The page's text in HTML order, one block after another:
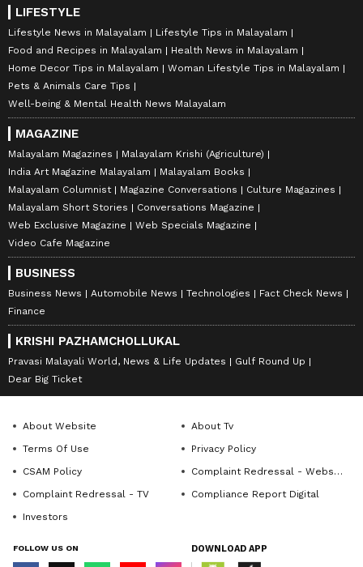
LIFESTYLE
Lifestyle News in Malayalam
Lifestyle Tips in Malayalam
Food and Recipes in Malayalam
Health News in Malayalam
Home Decor Tips in Malayalam
Woman Lifestyle Tips in Malayalam
Pets & Animals Care Tips
Well-being & Mental Health News Malayalam
MAGAZINE
Malayalam Magazines
Malayalam Krishi (Agriculture)
India Art Magazine Malayalam
Malayalam Books
Malayalam Columnist
Magazine Conversations
Culture Magazines
Malayalam Short Stories
Conversations Magazine
Web Exclusive Magazine
Web Specials Magazine
Video Cafe Magazine
BUSINESS
Business News Automobile News Technologies
Fact Check News
Finance
KRISHI PAZHAMCHOLLUKAL
Pravasi Malayali World, News & Life Updates
Gulf Round Up
Dear Big Ticket
About Website
About Tv
Terms Of Use
Privacy Policy
CSAM Policy
Complaint Redressal - Website
Complaint Redressal - TV
Compliance Report Digital
Investors
FOLLOW US ON DOWNLOAD APP